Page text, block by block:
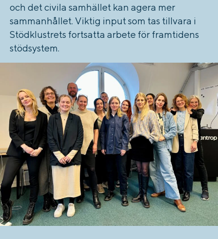
och det civila samhället kan agera mer
sammanhållet. Viktig input som tas tillvara i
Stödklustrets fortsatta arbete för framtidens
stödsystem.